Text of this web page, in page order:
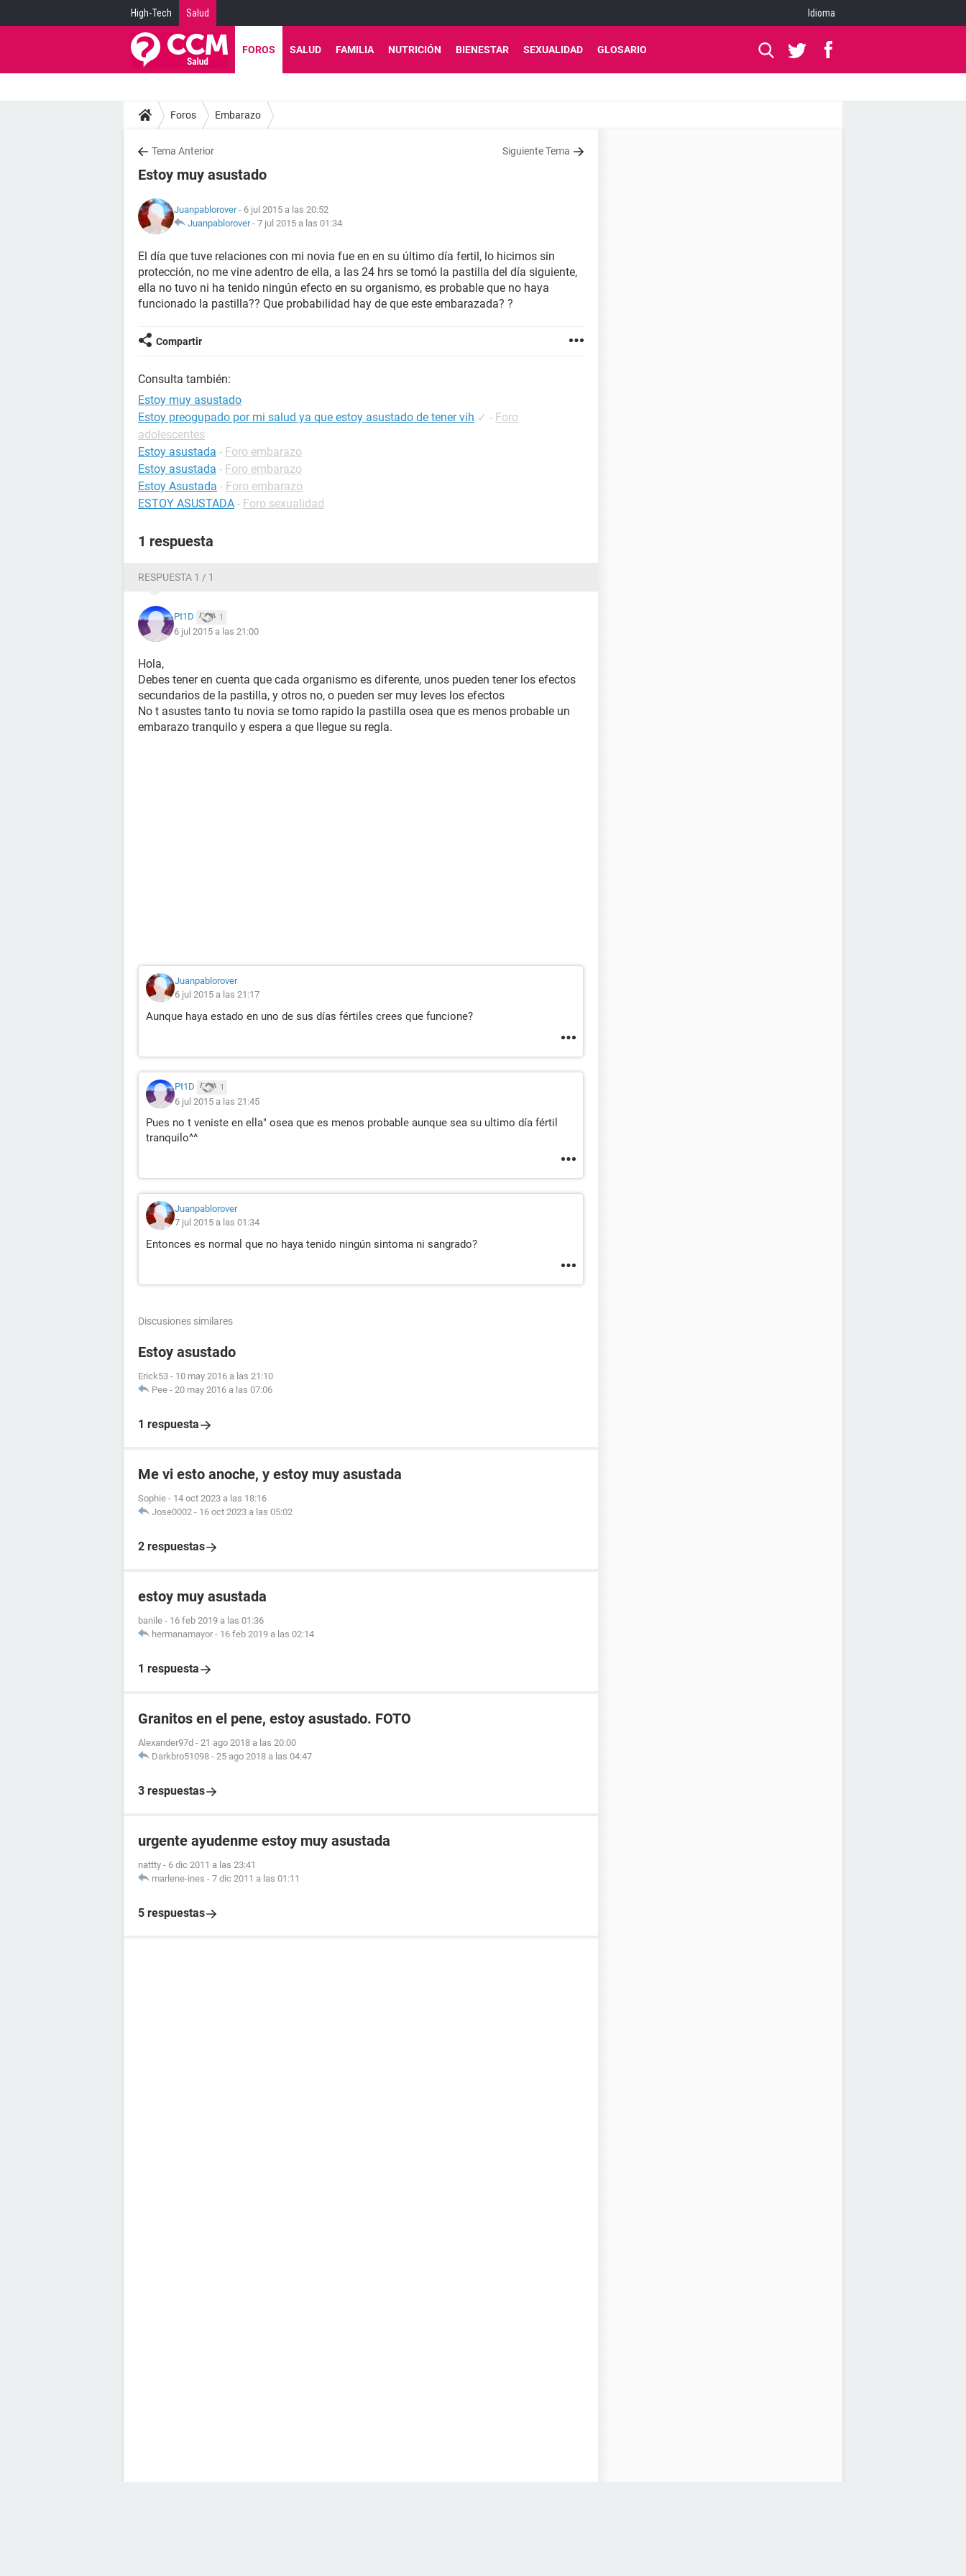
High-Tech Salud Idioma
FOROS SALUD FAMILIA NUTRICIÓN BIENESTAR SEXUALIDAD GLOSARIO
Foros Embarazo
Tema Anterior Siguiente Tema
Estoy muy asustado
Juanpablorover- 6 jul 2015 a las 20:52
Juanpablorover- 7 jul 2015 a las 01:34
El día que tuve relaciones con mi novia fue en en su último día fertil, lo hicimos sin
protección, no me vine adentro de ella, a las 24 hrs se tomó la pastilla del día siguiente,
ella no tuvo ni ha tenido ningún efecto en su organismo, es probable que no haya
funcionado la pastilla?? Que probabilidad hay de que este embarazada? ?
Compartir
Consulta también:
Estoy muy asustado
Estoy preogupado por mi salud ya que estoy asustado de tener vih ✓ - Foro
adolescentes
Estoy asustada - Foro embarazo
Estoy asustada - Foro embarazo
Estoy Asustada - Foro embarazo
ESTOY ASUSTADA - Foro sexualidad
1 respuesta
RESPUESTA 1 / 1
Pt1D 1
6 jul 2015 a las 21:00
Hola,
Debes tener en cuenta que cada organismo es diferente, unos pueden tener los efectos
secundarios de la pastilla, y otros no, o pueden ser muy leves los efectos
No t asustes tanto tu novia se tomo rapido la pastilla osea que es menos probable un
embarazo tranquilo y espera a que llegue su regla.
Juanpablorover
6 jul 2015 a las 21:17
Aunque haya estado en uno de sus días fértiles crees que funcione?
Pt1D 1
6 jul 2015 a las 21:45
Pues no t veniste en ella" osea que es menos probable aunque sea su ultimo día fértil
tranquilo^^
Juanpablorover
7 jul 2015 a las 01:34
Entonces es normal que no haya tenido ningún sintoma ni sangrado?
Discusiones similares
Estoy asustado
Erick53 - 10 may 2016 a las 21:10
Pee - 20 may 2016 a las 07:06
1 respuesta
Me vi esto anoche, y estoy muy asustada
Sophie - 14 oct 2023 a las 18:16
Jose0002 - 16 oct 2023 a las 05:02
2 respuestas
estoy muy asustada
banile - 16 feb 2019 a las 01:36
hermanamayor - 16 feb 2019 a las 02:14
1 respuesta
Granitos en el pene, estoy asustado. FOTO
Alexander97d - 21 ago 2018 a las 20:00
Darkbro51098 - 25 ago 2018 a las 04:47
3 respuestas
urgente ayudenme estoy muy asustada
nattty - 6 dic 2011 a las 23:41
marlene-ines - 7 dic 2011 a las 01:11
5 respuestas